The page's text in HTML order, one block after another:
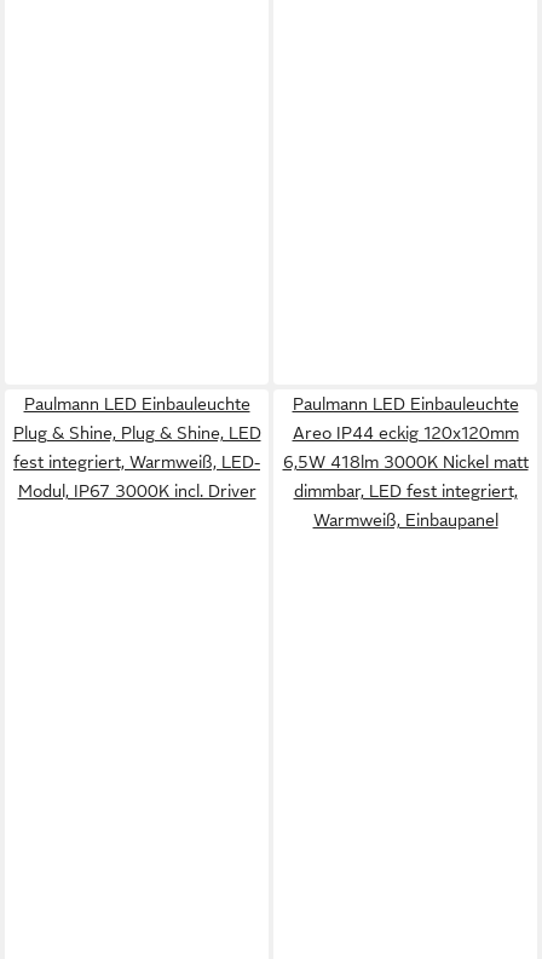
Paulmann LED Einbauleuchte
Plug & Shine, Plug & Shine, LED
fest integriert, Warmweiß, LED-
Modul, IP67 3000K incl. Driver
Paulmann LED Einbauleuchte
Areo IP44 eckig 120x120mm
6,5W 418lm 3000K Nickel matt
dimmbar, LED fest integriert,
Warmweiß, Einbaupanel